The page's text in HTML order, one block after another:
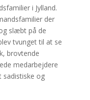
i Jylland.
der
slæbt på de
tvunget til at se
brovtende
medarbejdere
sadistiske og